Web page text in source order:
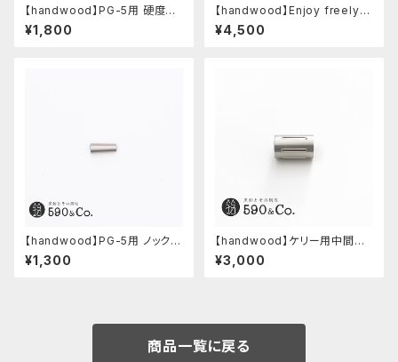
【handwood】PG-5用 硬度表
示窓 (超超ジュラルミン/正方形)
¥1,800
【handwood】Enjoy freely
前軸・ディンプル(ステンレス)
¥4,500
【handwood】PG-5用 ノック部
カバー (ステンレス)
¥1,300
【handwood】ケリー用中間パ
ーツ/カスタムグリップ (縦溝/ス
テンレス)
¥3,000
商品一覧に戻る